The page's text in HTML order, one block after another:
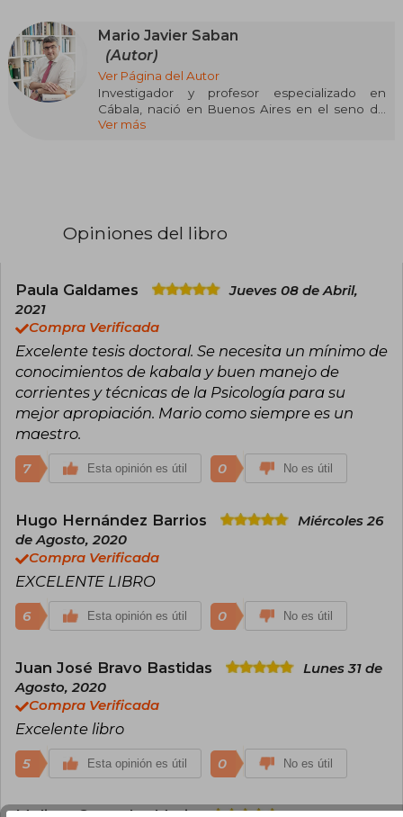
Mario Javier Saban
(Autor)
Ver Página del Autor
Investigador y profesor especializado en
Cábala, nació en Buenos Aires en el seno de
una familia sefardí, descendiente de los judíos
Teología y Matemática Aplicada.
en el estudio de la historia y el pensamiento
trabajo en la Cábala, la espiritualidad mística del
judaísmo. Su especialidad radica en la aplicación
práctica de la Cábala, explorando su influencia
en la psicología, el desarrollo personal y la
espiritualidad del ser humano.
Es autor de obras como "El judaísmo de Jesús"
Poder de la Emuná Desde La Cábala" (2023), en
las que conecta la sabiduría ancestral con los
invitación a integrar la espiritualidad y el
conocimiento místico en la vida cotidiana,
posicionándose como una referencia
internacional en el estudio de la Cábala y su
impacto transformador.
Ver más
Opiniones del libro
Paula Galdames
Jueves 08 de Abril,
2021
Compra Verificada
Excelente tesis doctoral. Se necesita un mínimo de
conocimientos de kabala y buen manejo de
corrientes y técnicas de la Psicología para su
mejor apropiación. Mario como siempre es un
maestro.
7 Esta opinión es útil 0 No es útil
Hugo Hernández Barrios
Miércoles 26
de Agosto, 2020
Compra Verificada
EXCELENTE LIBRO
6 Esta opinión es útil 0 No es útil
Juan José Bravo Bastidas
Lunes 31 de
Agosto, 2020
Compra Verificada
Excelente libro
5 Esta opinión es útil 0 No es útil